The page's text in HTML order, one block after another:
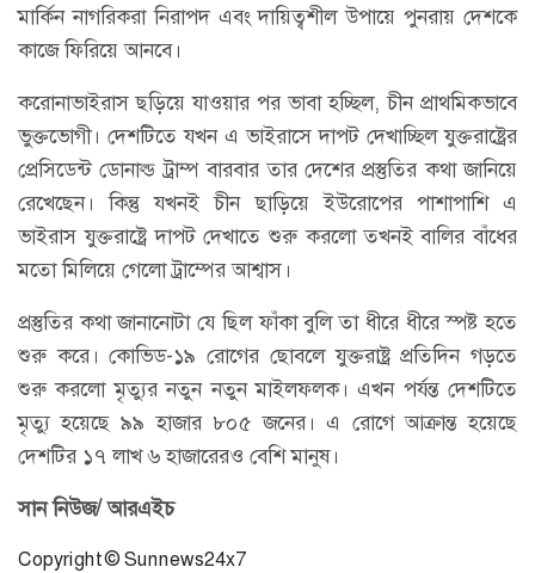
মার্কিন নাগরিকরা নিরাপদ এবং দায়িত্বশীল উপায়ে পুনরায় দেশকে
কাজে ফিরিয়ে আনবে।
করোনাভাইরাস ছড়িয়ে যাওয়ার পর ভাবা হচ্ছিল, চীন প্রাথমিকভাবে
ভুক্তভোগী। দেশটিতে যখন এ ভাইরাসে দাপট দেখাচ্ছিল যুক্তরাষ্ট্রের
প্রেসিডেন্ট ডোনাল্ড ট্রাম্প বারবার তার দেশের প্রস্তুতির কথা জানিয়ে
রেখেছেন। কিন্তু যখনই চীন ছাড়িয়ে ইউরোপের পাশাপাশি এ
ভাইরাস যুক্তরাষ্ট্রে দাপট দেখাতে শুরু করলো তখনই বালির বাঁধের
মতো মিলিয়ে গেলো ট্রাম্পের আশ্বাস।
প্রস্তুতির কথা জানানোটা যে ছিল ফাঁকা বুলি তা ধীরে ধীরে স্পষ্ট হতে
শুরু করে। কোভিড-১৯ রোগের ছোবলে যুক্তরাষ্ট্র প্রতিদিন গড়তে
শুরু করলো মৃত্যুর নতুন নতুন মাইলফলক। এখন পর্যন্ত দেশটিতে
মৃত্যু হয়েছে ৯৯ হাজার ৮০৫ জনের। এ রোগে আক্রান্ত হয়েছে
দেশটির ১৭ লাখ ৬ হাজারেরও বেশি মানুষ।
সান নিউজ/ আরএইচ
Copyright © Sunnews24x7